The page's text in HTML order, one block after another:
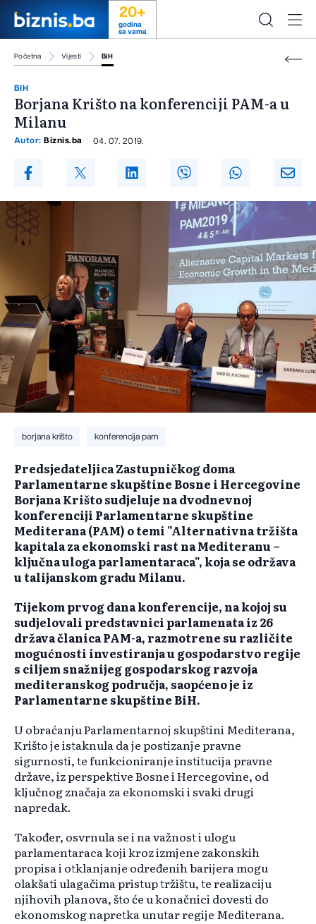
20+
godina
sa vama
Početna Vijesti BiH
BIH
Borjana Krišto na konferenciji PAM-a u
Milanu
Autor: Biznis.ba 04. 07. 2019.
borjana krišto konferencija pam
Predsjedateljica Zastupničkog doma
Parlamentarne skupštine Bosne i Hercegovine
Borjana Krišto sudjeluje na dvodnevnoj
konferenciji Parlamentarne skupštine
Mediterana (PAM) o temi "Alternativna tržišta
kapitala za ekonomski rast na Mediteranu –
ključna uloga parlamentaraca", koja se održava
u talijanskom gradu Milanu.
Tijekom prvog dana konferencije, na kojoj su
sudjelovali predstavnici parlamenata iz 26
država članica PAM-a, razmotrene su različite
mogućnosti investiranja u gospodarstvo regije
s ciljem snažnijeg gospodarskog razvoja
mediteranskog područja, saopćeno je iz
Parlamentarne skupštine BiH.
U obraćanju Parlamentarnoj skupštini Mediterana,
Krišto je istaknula da je postizanje pravne
sigurnosti, te funkcioniranje institucija pravne
države, iz perspektive Bosne i Hercegovine, od
ključnog značaja za ekonomski i svaki drugi
napredak.
Također, osvrnula se i na važnost i ulogu
parlamentaraca koji kroz izmjene zakonskih
propisa i otklanjanje određenih barijera mogu
olakšati ulagačima pristup tržištu, te realizaciju
njihovih planova, što će u konačnici dovesti do
ekonomskog napretka unutar regije Mediterana.